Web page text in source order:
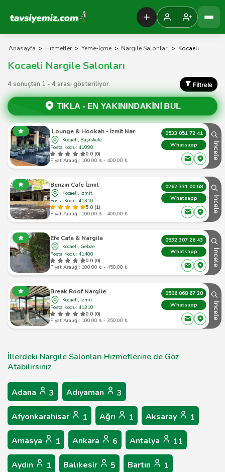
Tavsiyemiz Anasayfa
Anasayfa > Hizmetler > Yeme-İçme > Nargile Salonları > Kocaeli
Kocaeli Nargile Salonları
4 sonuçtan 1 - 4 arası gösteriliyor. Filtrele
TIKLA - EN YAKININDAKİNİ BUL
Loco Lounge & Hookah - İzmit Nargile, Maç
Kocaeli, Başiskele
Posta Kodu: 41090
0.0 (0)
Fiyat Aralığı: 100,00 ₺ - 400,00 ₺
0533 051 72 41
Whatsapp
İncele
Benzin Cafe İzmit
Kocaeli, İzmit
Posta Kodu: 41310
5.0 (1)
Fiyat Aralığı: 100,00 ₺ - 400,00 ₺
0262 331 00 68
Whatsapp
İncele
Efe Cafe & Nargile
Kocaeli, Gebze
Posta Kodu: 41400
0.0 (0)
Fiyat Aralığı: 100,00 ₺ - 450,00 ₺
0532 307 26 43
Whatsapp
İncele
Break Roof Nargile
Kocaeli, İzmit
Posta Kodu: 41310
0.0 (0)
Fiyat Aralığı: 100,00 ₺ - 350,00 ₺
0506 068 67 28
Whatsapp
İncele
İllerdeki Nargile Salonları Hizmetlerine de Göz
Atabilirsiniz
Adana 3 Adıyaman 3
Afyonkarahisar 1 Ağrı 1 Aksaray 1
Amasya 1 Ankara 6 Antalya 11
Aydın 1 Balıkesir 5 Bartın 1